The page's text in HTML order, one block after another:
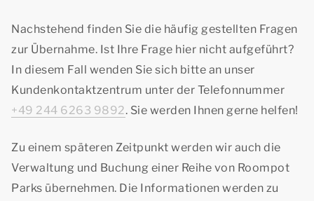
Nachstehend finden Sie die häufig gestellten Fragen
zur Übernahme. Ist Ihre Frage hier nicht aufgeführt?
In diesem Fall wenden Sie sich bitte an unser
Kundenkontaktzentrum unter der Telefonnummer
+49 244 6263 9892. Sie werden Ihnen gerne helfen!
Zu einem späteren Zeitpunkt werden wir auch die
Verwaltung und Buchung einer Reihe von Roompot
Parks übernehmen. Die Informationen werden zu